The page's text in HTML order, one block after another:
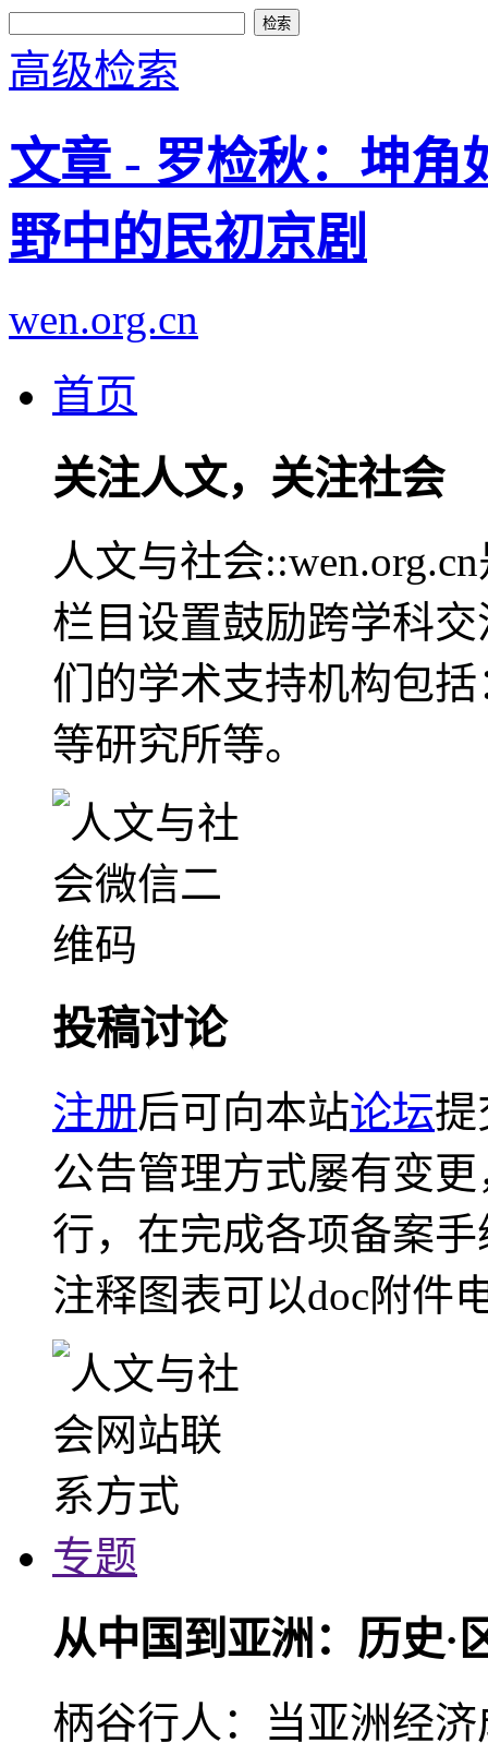
高级检索
文章 - 罗检秋：坤角
野中的民初京剧
wen.org.cn
首页
关注人文，关注社会
人文与社会
栏目设置鼓励跨学科
们的学术支持机构包
等研究所等。
投稿讨论
注册后可向本站论坛提
公告管理方式屡有变
行，在完成各项备案
注释图表可以doc附件
专题
从中国到亚洲：历史·
柄谷行人：当亚洲经